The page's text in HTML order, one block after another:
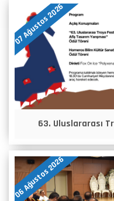
07 Ağustos 2026
63. Uluslararası
06 Ağustos 2026